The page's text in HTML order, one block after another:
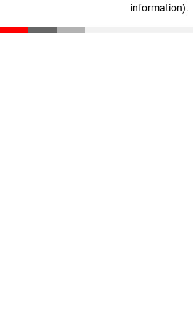
information).